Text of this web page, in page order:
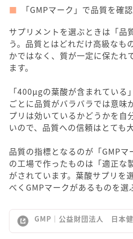
「GMPマーク」で品質を確認
サプリメントを選ぶときは「品
う。品質とはどれだけ高級なも
かではなく、質が一定に保たれ
ます。
「400μgの葉酸が含まれている
ごとに品質がバラバラでは意味
プリは効いているかどうかを自
いので、品質への信頼はとても大
品質の指標となるのが「GMPマ
の工場で作ったものは「適正な
がされています。葉酸サプリを
べくGMPマークがあるものを選
GMP｜公益財団法人 日本